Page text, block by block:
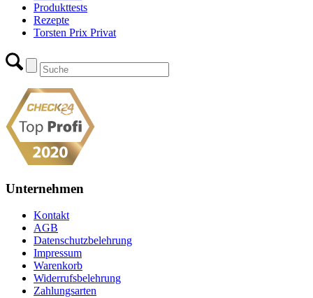
Produkttests
Rezepte
Torsten Prix Privat
Unternehmen
Kontakt
AGB
Datenschutzbelehrung
Impressum
Warenkorb
Widerrufsbelehrung
Zahlungsarten